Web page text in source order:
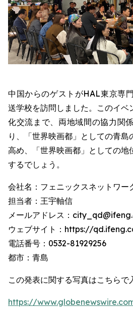
中国からのゲストがHAL東京専
送学校を訪問しました。このイベ
化交流まで、両地域間の協力関
り、「世界映画都」としての青
高め、「世界映画都」としての地
するでしょう。
会社名：フェニックスネットワー
担当者：王宇軸信
メールアドレス：
ウェブサイト：https://
電話番号：0532-81929256
都市：青島
この発表に関する写真はこちらで
https://